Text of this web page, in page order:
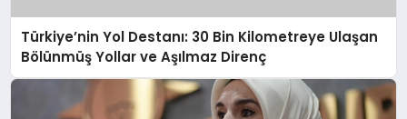
Türkiye’nin Yol Destanı: 30 Bin Kilometreye Ulaşan
Bölünmüş Yollar ve Aşılmaz Direnç